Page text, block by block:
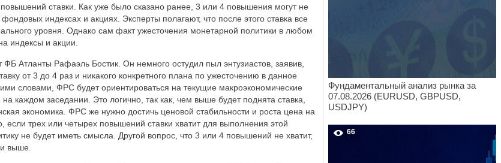
ставки. Как уже было сказано ранее, 3 или 4 повышения могут не
индексах и акциях. Эксперты полагают, что после этого ставка все
уровня. Однако сам факт ужесточения монетарной политики в любом
индексы и акции.
Атланты Рафаэль Бостик. Он немного остудил пыл энтузиастов, заявив,
от 3 до 4 раз и никакого конкретного плана по ужесточению в данное
словами, ФРС будет ориентироваться на текущие макроэкономические
каждом заседании. Это логично, так как, чем выше будет поднята ставка,
экономика. ФРС же нужно достичь ценовой стабильности и роста цена на
если трех или четырех повышений ставки хватит для выполнения этой
не будет иметь смысла. Другой вопрос, что 3 или 4 повышений не хватит,
выше.
Фундаментальный анализ рынка за
07.08.2026 (EURUSD, GBPUSD,
USDJPY)
66